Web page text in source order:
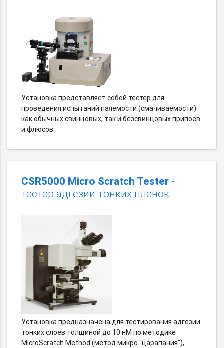
Установка представляет собой тестер для
проведения испытаний паяемости (смачиваемости)
как обычных свинцовых, так и безсвинцовых припоев
и флюсов.
CSR5000 Micro Scratch Tester -
тестер адгезии тонких пленок
Установка предназначена для тестирования адгезии
тонких слоев толщиной до 10 нМ по методике
MicroScratch Method (метод микро "царапания"),